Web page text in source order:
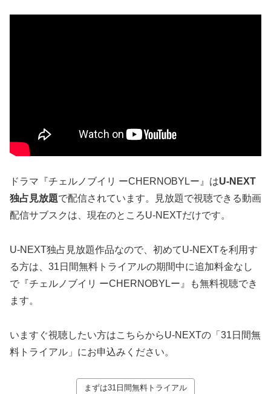
ドラマ『チェルノブイリ ーCHERNOBYLー』はU-NEXT
独占見放題で配信されています。見放題で視聴できる動画
配信サブスクは、現在のところU-NEXTだけです。
U-NEXT独占見放題作品なので、初めてU-NEXTを利用す
る方は、31日間無料トライアルの期間中に追加料金なし
で『チェルノブイリ ーCHERNOBYLー』も無料視聴でき
ます。
いますぐ視聴したい方はこちらからU-NEXTの「31日間無
料トライアル」にお申込みください。
まずは31日間無料トライアル